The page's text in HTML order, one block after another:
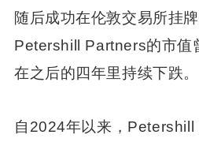
随后成功在伦敦交易所挂
Petershill Partners的市值
在之后的四年里持续下跌。
自2024年以来，